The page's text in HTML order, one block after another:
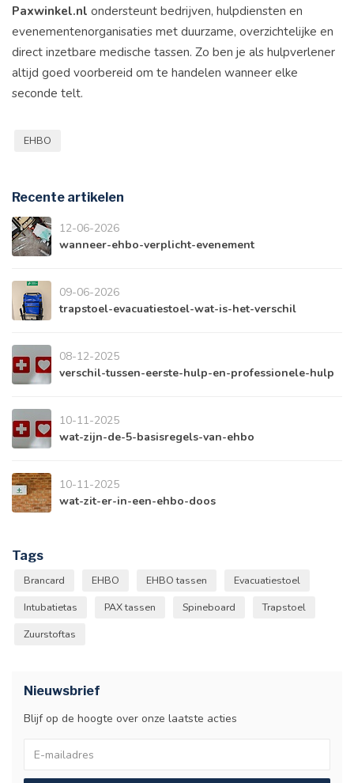
Paxwinkel.nl ondersteunt bedrijven, hulpdiensten en
evenementenorganisaties met duurzame, overzichtelijke en
direct inzetbare medische tassen. Zo ben je als hulpverlener
altijd goed voorbereid om te handelen wanneer elke
seconde telt.
EHBO
Recente artikelen
12-06-2026
wanneer-ehbo-verplicht-evenement
09-06-2026
trapstoel-evacuatiestoel-wat-is-het-verschil
08-12-2025
verschil-tussen-eerste-hulp-en-professionele-hulp
10-11-2025
wat-zijn-de-5-basisregels-van-ehbo
10-11-2025
wat-zit-er-in-een-ehbo-doos
Tags
Brancard EHBO EHBO tassen
Evacuatiestoel
Intubatietas
PAX tassen Spineboard
Trapstoel
Zuurstoftas
Nieuwsbrief
Blijf op de hoogte over onze laatste acties